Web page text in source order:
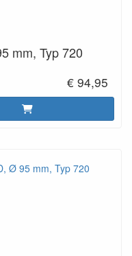
mm, Typ 720
€ 94,95